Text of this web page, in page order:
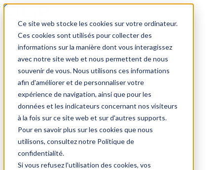
Ce site web stocke les cookies sur votre ordinateur.
Ces cookies sont utilisés pour collecter des
informations sur la manière dont vous interagissez
avec notre site web et nous permettent de nous
souvenir de vous. Nous utilisons ces informations
afin d'améliorer et de personnaliser votre
expérience de navigation, ainsi que pour les
données et les indicateurs concernant nos visiteurs
à la fois sur ce site web et sur d'autres supports.
Pour en savoir plus sur les cookies que nous
utilisons, consultez notre Politique de
confidentialité.
Si vous refusez l'utilisation des cookies, vos
Trouver un emploi
Par secteur
BTP Hôtellerie & Restauration Industrie & Nucléaire
Médical & Santé
Tertiaire & Ingénierie
Logistique
Voir tout